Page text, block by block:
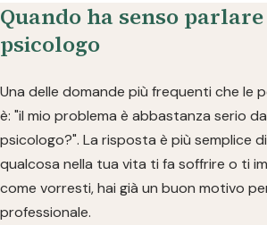
Quando ha senso
psicologo
Una delle domande più frequenti che le
è: "il mio problema è abbastanza serio
psicologo?". La risposta è più semplice
qualcosa nella tua vita ti fa soffrire o ti
come vorresti, hai già un buon motivo
professionale.